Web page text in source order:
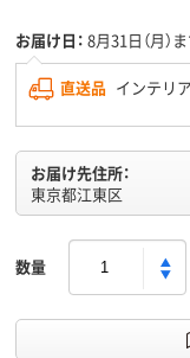
お届け日： 8月31日（月）
直送品 インテリ
お届け先住所：
東京都江東区
数量